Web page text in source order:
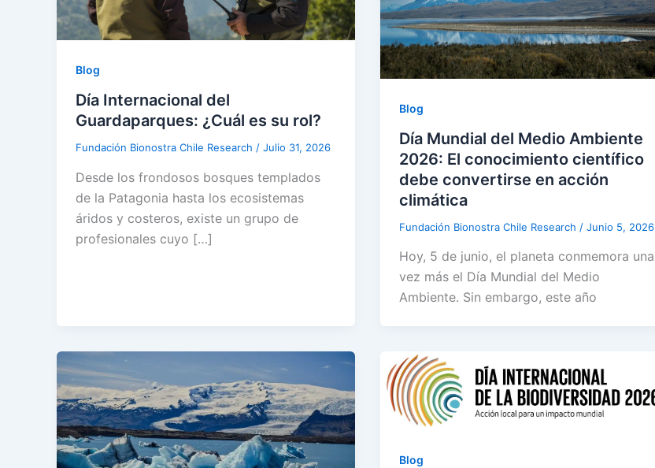
Blog
Día Internacional del
Guardaparques: ¿Cuál es su rol?
Fundación Bionostra Chile Research / Julio 31, 2026
Desde los frondosos bosques templados
de la Patagonia hasta los ecosistemas
áridos y costeros, existe un grupo de
profesionales cuyo […]
Blog
Día Mundial del Medio Ambiente
2026: El conocimiento científico
debe convertirse en acción
climática
Fundación Bionostra Chile Research / Junio 5, 2026
Hoy, 5 de junio, el planeta conmemora una
vez más el Día Mundial del Medio
Ambiente. Sin embargo, este año
Blog